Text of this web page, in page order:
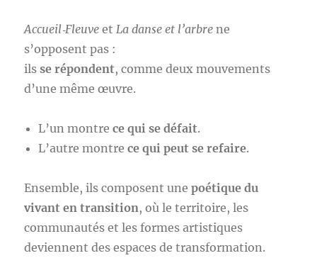
Accueil‑Fleuve et La danse et l’arbre ne
s’opposent pas :
ilsse répondent, comme deux mouvements
d’une même œuvre.
L’un montrece qui se défait.
L’autre montrece qui peut se refaire.
Ensemble, ils composent unepoétique du
vivant en transition, où le territoire, les
communautés et les formes artistiques
deviennent des espaces de transformation.